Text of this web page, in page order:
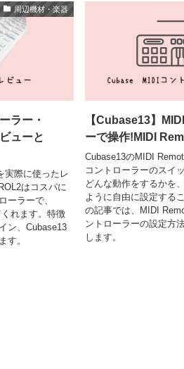
周辺機材・楽器
ラー・
ューと
実際に使ったレ
はコスパに
ーラーで、
れます。特徴
ン、Cubase13
す。
【Cubase13】
ーで操作!MIDI
Cubase13のMIDI
コントローラーのスイ
どんな動作をするかを
ように自由に設定する
の記事では、MIDI
ントローラーの設定方
します。